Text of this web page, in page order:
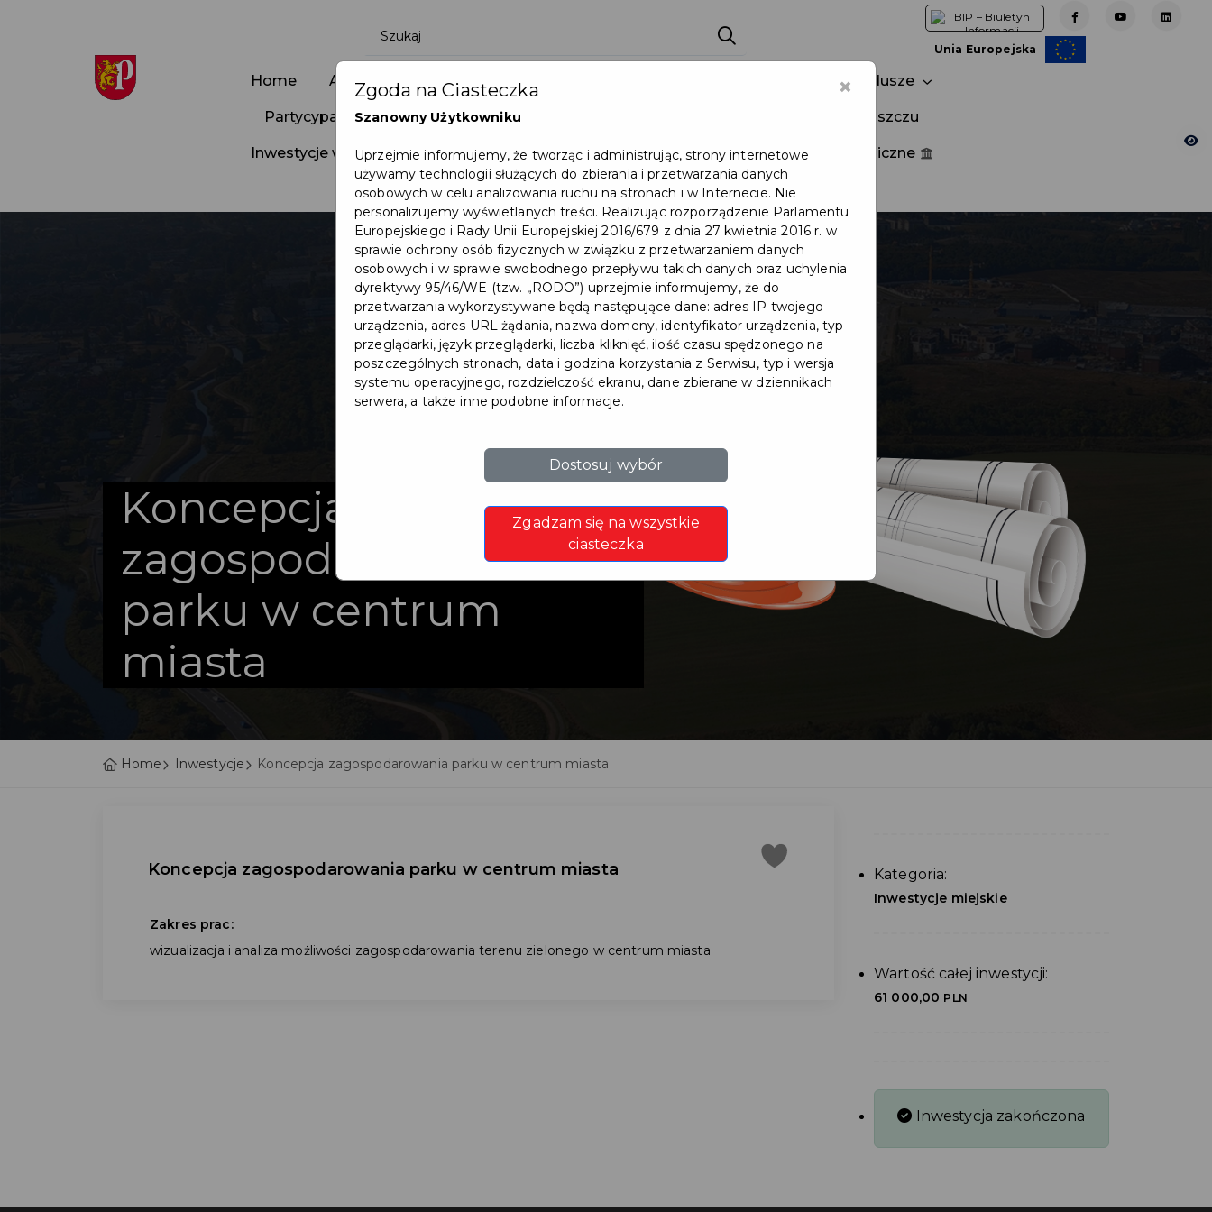
Unia Europejska
Home Aktualności Wydarzenia Fundusze
Partycypacja Społeczna Programy Zainwestuj w Pruszczu
Inwestycje w Pruszczu Mapa Miasta Załatw sprawę Zamówienia publiczne
Ochrona ludności
Koncepcja
zagospodarowania
parku w centrum
miasta
Home Inwestycje Koncepcja zagospodarowania parku w centrum miasta
Koncepcja zagospodarowania parku w centrum miasta
Zakres prac:
wizualizacja i analiza możliwości zagospodarowania terenu zielonego w centrum miasta
Kategoria:
Inwestycje miejskie
Wartość całej inwestycji:
61 000,00 PLN
Inwestycja zakończona
×
Zgoda na Ciasteczka
Szanowny Użytkowniku
Uprzejmie informujemy, że tworząc i administrując, strony internetowe
używamy technologii służących do zbierania i przetwarzania danych
osobowych w celu analizowania ruchu na stronach i w Internecie. Nie
personalizujemy wyświetlanych treści. Realizując rozporządzenie Parlamentu
Europejskiego i Rady Unii Europejskiej 2016/679 z dnia 27 kwietnia 2016 r. w
sprawie ochrony osób fizycznych w związku z przetwarzaniem danych
osobowych i w sprawie swobodnego przepływu takich danych oraz uchylenia
dyrektywy 95/46/WE (tzw. „RODO”) uprzejmie informujemy, że do
przetwarzania wykorzystywane będą następujące dane: adres IP twojego
urządzenia, adres URL żądania, nazwa domeny, identyfikator urządzenia, typ
przeglądarki, język przeglądarki, liczba kliknięć, ilość czasu spędzonego na
poszczególnych stronach, data i godzina korzystania z Serwisu, typ i wersja
systemu operacyjnego, rozdzielczość ekranu, dane zbierane w dziennikach
serwera, a także inne podobne informacje.
Dostosuj wybór
Zgadzam się na wszystkie
ciasteczka